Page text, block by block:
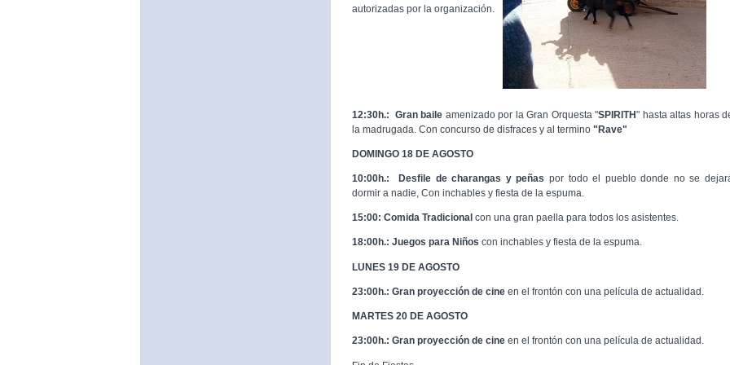
autorizadas por la organización.
12:30h.: Gran baile amenizado por la Gran Orquesta "SPIRITH" hasta altas horas
la madrugada. Con concurso de disfraces y al termino "Rave"
DOMINGO 18 DE AGOSTO
10:00h.: Desfile de charangas y peñas por todo el pueblo donde no se
dormir a nadie, Con inchables y fiesta de la espuma.
15:00: Comida Tradicional con una gran paella para todos los asistentes.
18:00h.: Juegos para Niños con inchables y fiesta de la espuma.
LUNES 19 DE AGOSTO
23:00h.: Gran proyección de cine en el frontón con una película de actualidad.
MARTES 20 DE AGOSTO
23:00h.: Gran proyección de cine en el frontón con una película de actualidad.